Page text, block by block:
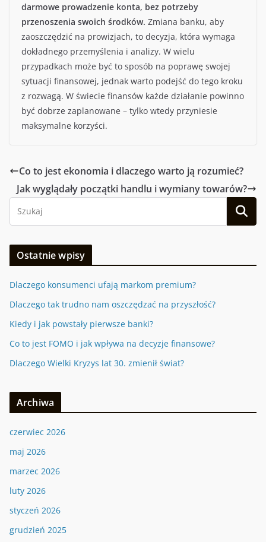
darmowe prowadzenie konta, bez potrzeby
przenoszenia swoich środków. Zmiana banku, aby
zaoszczędzić na prowizjach, to decyzja, która wymaga
dokładnego przemyślenia i analizy. W wielu
przypadkach może być to sposób na poprawę swojej
sytuacji finansowej, jednak warto podejść do tego kroku
z rozwagą. W świecie finansów każde działanie powinno
być dobrze zaplanowane – tylko wtedy przyniesie
maksymalne korzyści.
Co to jest ekonomia i dlaczego warto ją rozumieć?
Jak wyglądały początki handlu i wymiany towarów?
Ostatnie wpisy
Dlaczego konsumenci ufają markom premium?
Dlaczego tak trudno nam oszczędzać na przyszłość?
Kiedy i jak powstały pierwsze banki?
Co to jest FOMO i jak wpływa na decyzje finansowe?
Dlaczego Wielki Kryzys lat 30. zmienił świat?
Archiwa
czerwiec 2026
maj 2026
marzec 2026
luty 2026
styczeń 2026
grudzień 2025